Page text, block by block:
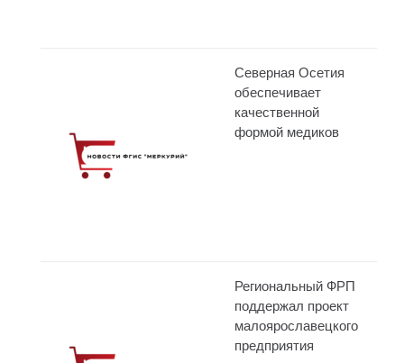
Северная Осетия
обеспечивает
качественной
формой медиков
Региональный ФРП
поддержал проект
малоярославецкого
предприятия